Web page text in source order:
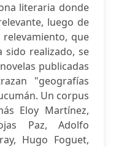
literaria donde
luego de
que
sido realizado, se
publicadas
"geografías
Un corpus
Eloy Martínez,
Paz, Adolfo
Hugo Foguet,